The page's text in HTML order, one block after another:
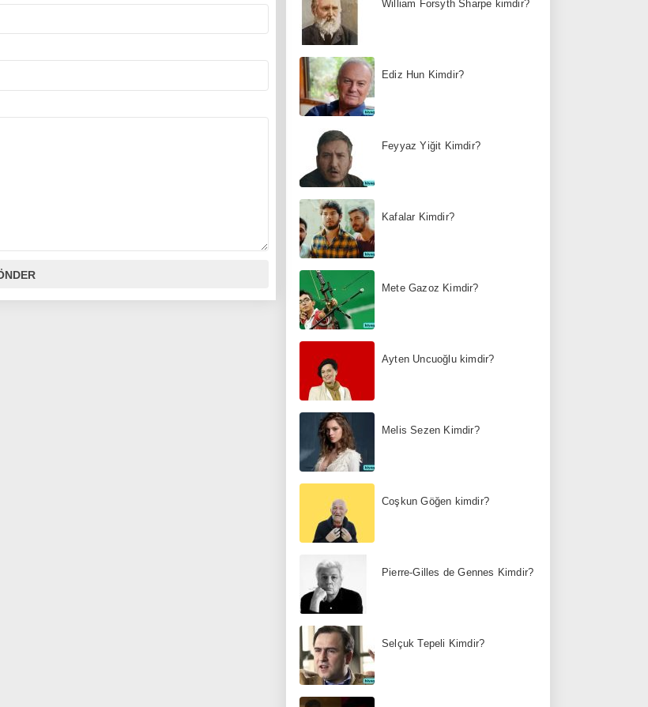
William Forsyth Sharpe kimdir?
Ediz Hun Kimdir?
Feyyaz Yiğit Kimdir?
Kafalar Kimdir?
Mete Gazoz Kimdir?
Ayten Uncuoğlu kimdir?
Melis Sezen Kimdir?
Coşkun Göğen kimdir?
Pierre-Gilles de Gennes Kimdir?
Selçuk Tepeli Kimdir?